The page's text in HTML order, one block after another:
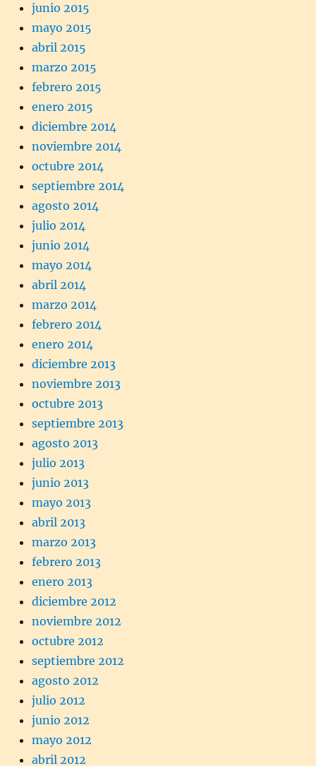
junio 2015
mayo 2015
abril 2015
marzo 2015
febrero 2015
enero 2015
diciembre 2014
noviembre 2014
octubre 2014
septiembre 2014
agosto 2014
julio 2014
junio 2014
mayo 2014
abril 2014
marzo 2014
febrero 2014
enero 2014
diciembre 2013
noviembre 2013
octubre 2013
septiembre 2013
agosto 2013
julio 2013
junio 2013
mayo 2013
abril 2013
marzo 2013
febrero 2013
enero 2013
diciembre 2012
noviembre 2012
octubre 2012
septiembre 2012
agosto 2012
julio 2012
junio 2012
mayo 2012
abril 2012